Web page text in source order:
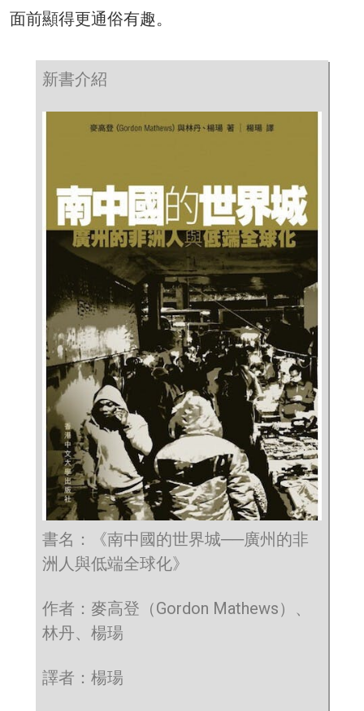
面前顯得更通俗有趣。
新書介紹
書名：《南中國的世界城──廣州的非
洲人與低端全球化》
作者：麥高登（Gordon Mathews）、
林丹、楊瑒
譯者：楊瑒